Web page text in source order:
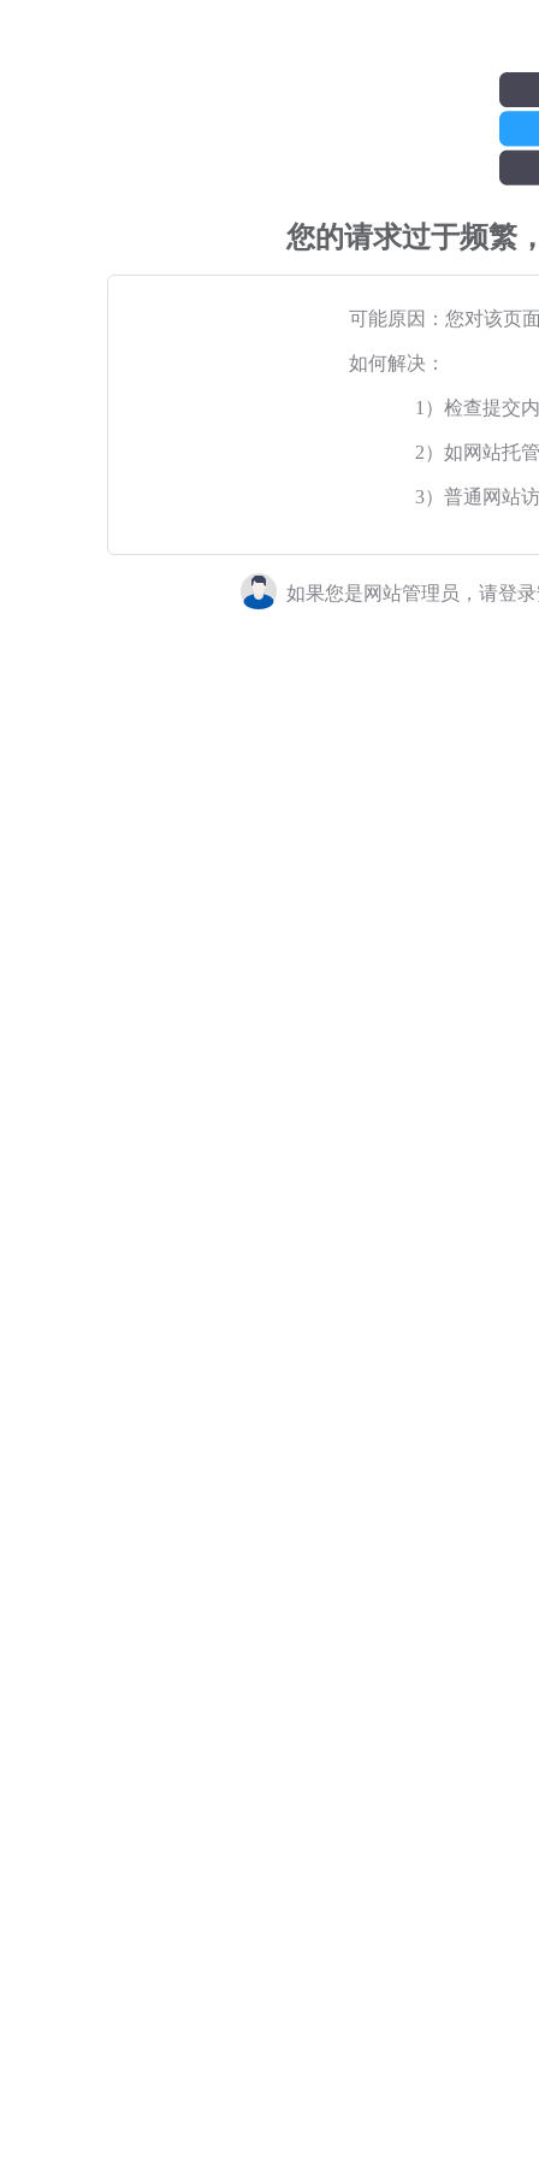
您的请求过于频繁
可能原因：您对该页
如何解决：
1）检查提交
2）如网站托
3）普通网站
如果您是网站管理员，请登